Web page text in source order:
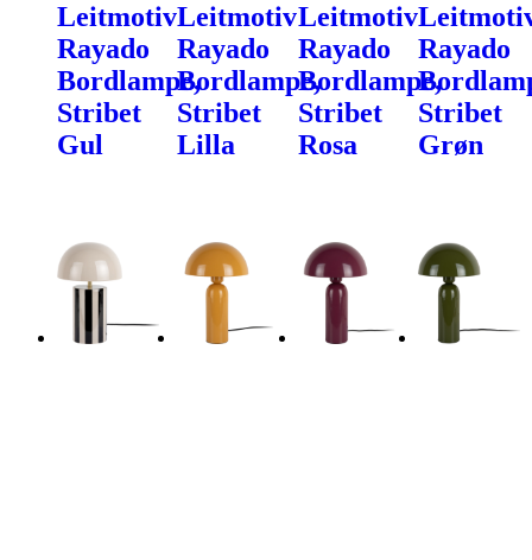
Leitmotiv
Rayado
Bordlampe,
Stribet
Gul
Leitmotiv
Rayado
Bordlampe,
Stribet
Lilla
Leitmotiv
Rayado
Bordlampe,
Stribet
Rosa
Rayado
Stribet
Grøn